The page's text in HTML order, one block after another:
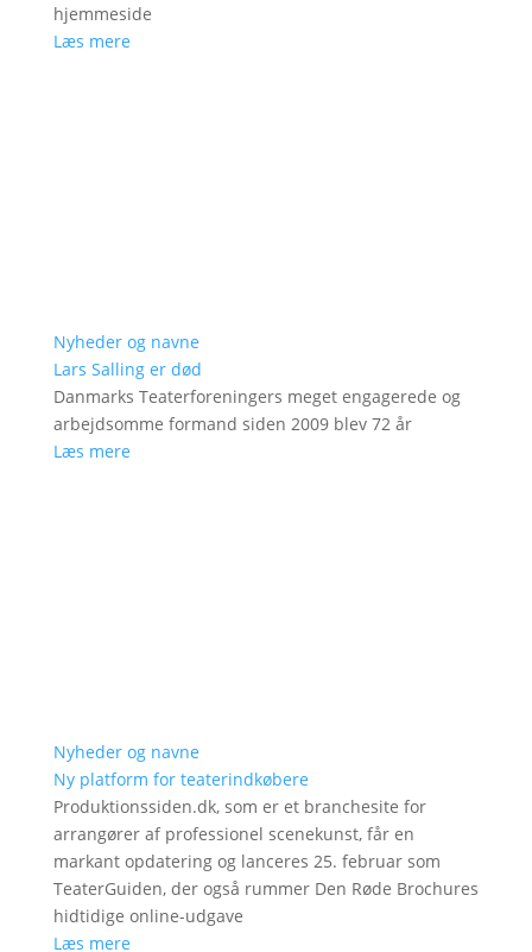
hjemmeside
Læs mere
Nyheder og navne
Lars Salling er død
Danmarks Teaterforeningers meget engagerede og
arbejdsomme formand siden 2009 blev 72 år
Læs mere
Nyheder og navne
Ny platform for teaterindkøbere
Produktionssiden.dk, som er et branchesite for
arrangører af professionel scenekunst, får en
markant opdatering og lanceres 25. februar som
TeaterGuiden, der også rummer Den Røde Brochures
hidtidige online-udgave
Læs mere